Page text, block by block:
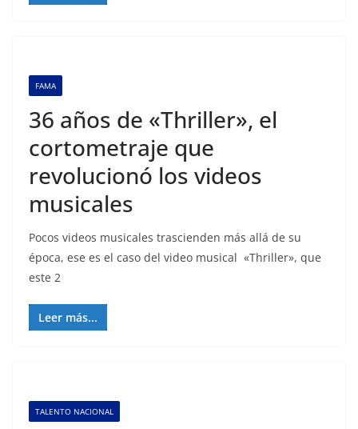
FAMA
36 años de «Thriller», el
cortometraje que
revolucionó los videos
musicales
Pocos videos musicales trascienden más allá de su
época, ese es el caso del video musical «Thriller», que
este 2
Leer más...
TALENTO NACIONAL